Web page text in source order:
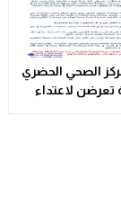
الصحي الحضري
تعرضن لاعتداء